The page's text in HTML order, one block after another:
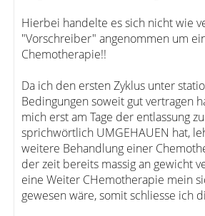
Hierbei handelte es sich nicht wie
"Vorschreiber" angenommen um
Chemotherapie!!
Da ich den ersten Zyklus unter
Bedingungen soweit gut vertragen
mich erst am Tage der entlassung
sprichwörtlich UMGEHAUEN hat,
weitere Behandlung einer
der zeit bereits massig an gewicht
eine Weiter CHemotherapie mein
gewesen wäre, somit schliesse ich